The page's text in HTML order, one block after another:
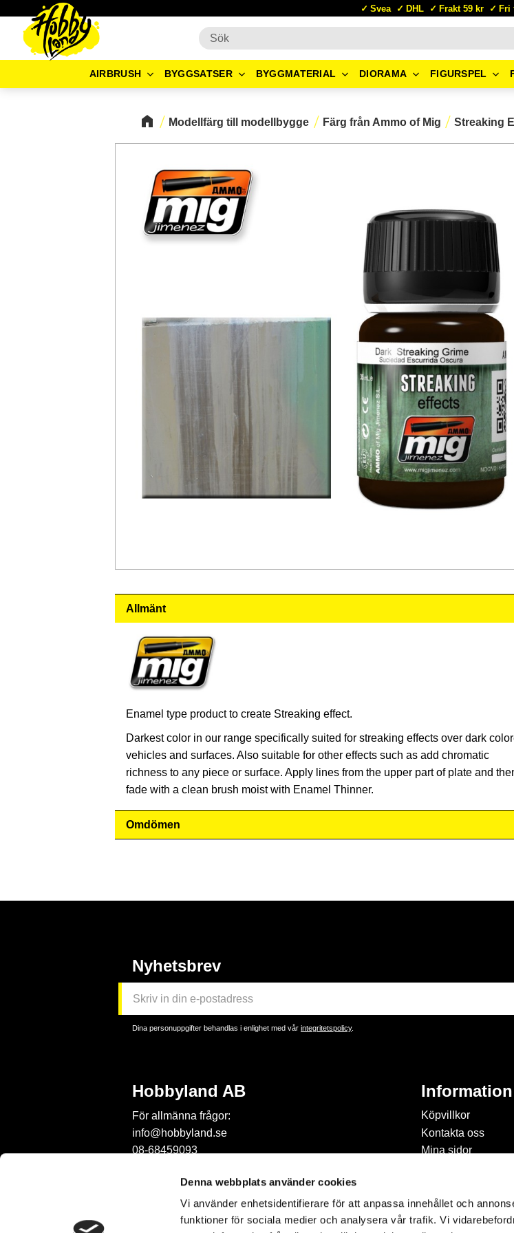
Denna webbplats använder cookies
Vi använder enhetsidentifierare för att anpassa innehållet och
funktioner för sociala medier och analysera vår trafik. Vi
Svea DHL Frakt 59 kr Fri
AIRBRUSH BYGGSATSER BYGGMATERIAL DIORAMA FIGURSPEL
Modellfärg till modellbygge Färg från Ammo of Mig Streaking
Allmänt
Enamel type product to create Streaking effect.
Darkest color in our range specifically suited for streaking effects over dark
vehicles and surfaces. Also suitable for other effects such as add chromatic
richness to any piece or surface. Apply lines from the upper part of plate and
fade with a clean brush moist with Enamel Thinner.
Omdömen
Nyhetsbrev
Dina personuppgifter behandlas i enlighet med vår integritetspolicy.
Hobbyland AB
För allmänna frågor:
info@hobbyland.se
08-68459093
order@hobbyland.se
08-68459093
Information
Köpvillkor
Kontakta oss
Mina sidor
cookies
Inspiration &